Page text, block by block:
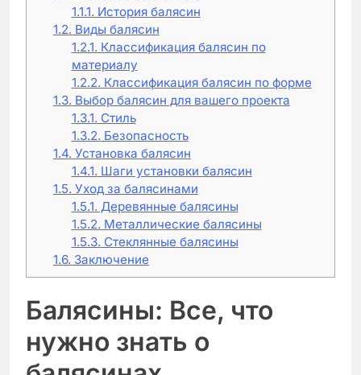
1.1.1. История балясин
1.2. Виды балясин
1.2.1. Классификация балясин по
материалу
1.2.2. Классификация балясин по форме
1.3. Выбор балясин для вашего проекта
1.3.1. Стиль
1.3.2. Безопасность
1.4. Установка балясин
1.4.1. Шаги установки балясин
1.5. Уход за балясинами
1.5.1. Деревянные балясины
1.5.2. Металлические балясины
1.5.3. Стеклянные балясины
1.6. Заключение
Балясины: Все, что
нужно знать о